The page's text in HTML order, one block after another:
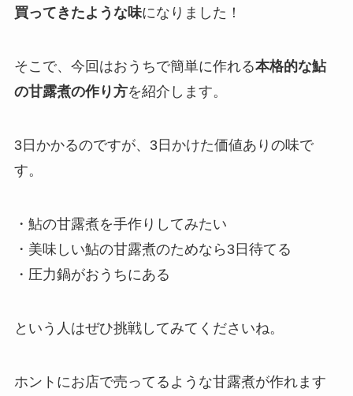
買ってきたような味になりました！
そこで、今回はおうちで簡単に作れる本格的な鮎
の甘露煮の作り方を紹介します。
3日かかるのですが、3日かけた価値ありの味で
す。
・鮎の甘露煮を手作りしてみたい
・美味しい鮎の甘露煮のためなら3日待てる
・圧力鍋がおうちにある
という人はぜひ挑戦してみてくださいね。
ホントにお店で売ってるような甘露煮が作れます